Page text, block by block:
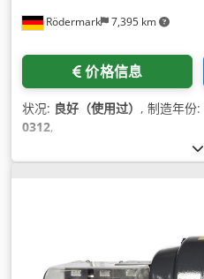
Rödermark 7,395 km
价格信息
状况: 良好（使用过） , 制造年份:
0312,